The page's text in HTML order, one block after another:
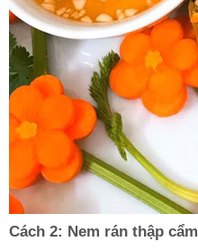
Cách 2: Nem rán thập cẩm